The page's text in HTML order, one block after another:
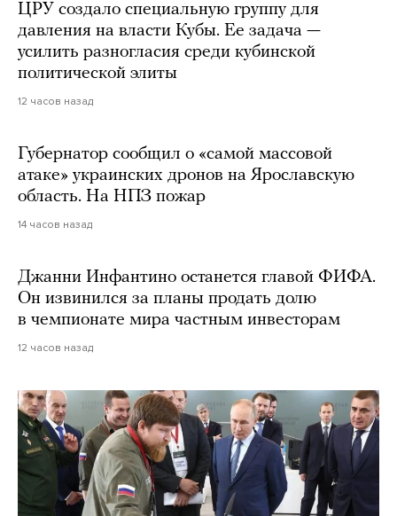
ЦРУ создало специальную группу для
давления на власти Кубы. Ее задача —
усилить разногласия среди кубинской
политической элиты
12 часов назад
Губернатор сообщил о «самой массовой
атаке» украинских дронов на Ярославскую
область. На НПЗ пожар
14 часов назад
Джанни Инфантино останется главой ФИФА.
Он извинился за планы продать долю
в чемпионате мира частным инвесторам
12 часов назад